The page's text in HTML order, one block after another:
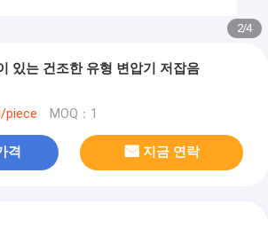
2/4
있는 건조한 유형 변압기 저잡음
piece MOQ：1
격 지금 연락